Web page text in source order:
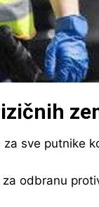
sve putnike
odbranu